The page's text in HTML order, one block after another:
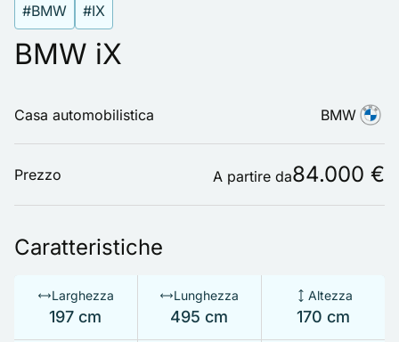
#BMW #IX
BMW iX
Casa automobilistica BMW
Prezzo A partire da84.000 €
Caratteristiche
Larghezza
197 cm
Lunghezza
495 cm
Altezza
170 cm